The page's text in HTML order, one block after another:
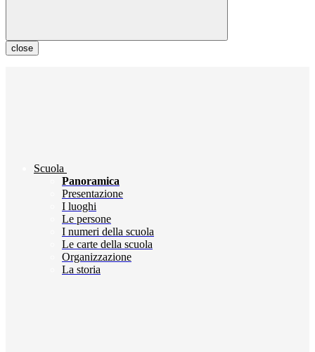
close
Scuola
Panoramica
Presentazione
I luoghi
Le persone
I numeri della scuola
Le carte della scuola
Organizzazione
La storia